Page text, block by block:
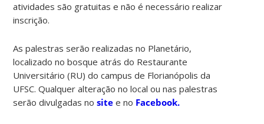
atividades são gratuitas e não é necessário realizar
inscrição.
As palestras serão realizadas no Planetário,
localizado no bosque atrás do Restaurante
Universitário (RU) do campus de Florianópolis da
UFSC. Qualquer alteração no local ou nas palestras
serão divulgadas nosite e no Facebook.